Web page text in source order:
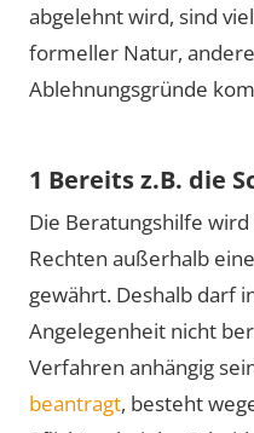
abgelehnt wird, sind
formeller Natur,
Ablehnungsgründe
1 Bereits z.B. die
Die Beratungshilfe
Rechten außerhalb
gewährt. Deshalb darf
Angelegenheit nicht
Verfahren anhängig
beantragt, besteht